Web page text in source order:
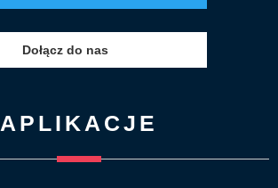
Dołącz do nas
APLIKACJE